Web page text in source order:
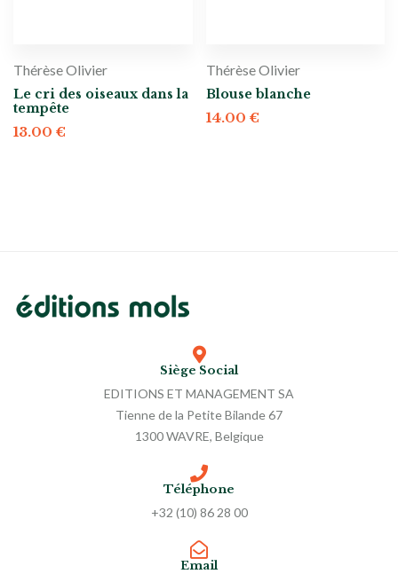
Thérèse Olivier
Le cri des oiseaux dans la
tempête
13.00 €
Thérèse Olivier
Blouse blanche
14.00 €
Siège Social
EDITIONS ET MANAGEMENT SA
Tienne de la Petite Bilande 67
1300 WAVRE, Belgique
Téléphone
+32 (10) 86 28 00
Email